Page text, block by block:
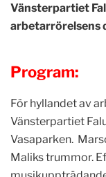
Vänsterpartiet
arbetarrörelsens
Program:
För hyllandet av
Vänsterpartiet
Vasaparken.
Maliks trummor.